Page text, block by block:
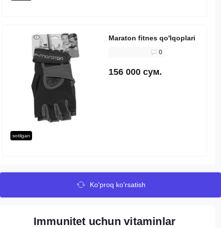
sotilgan
Maraton fitnes qo'lqoplari
0
156 000 сум.
Ko'proq ko'rsatish
Immunitet uchun vitaminlar